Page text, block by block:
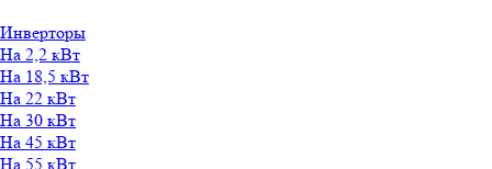
Инверторы
На 2,2 кВт
На 18,5 кВт
На 22 кВт
На 30 кВт
На 45 кВт
На 55 кВт